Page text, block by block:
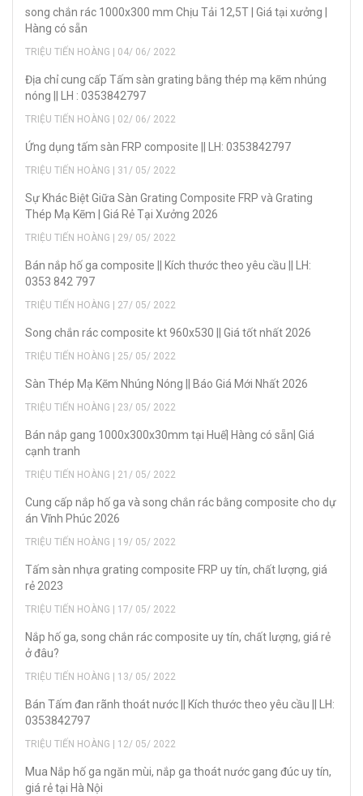
song chắn rác 1000x300 mm Chịu Tải 12,5T | Giá tại xưởng |
Hàng có sẵn
TRIỆU TIẾN HOÀNG | 04/ 06/ 2022
Địa chỉ cung cấp Tấm sàn grating bằng thép mạ kẽm nhúng
nóng || LH : 0353842797
TRIỆU TIẾN HOÀNG | 02/ 06/ 2022
Ứng dụng tấm sàn FRP composite || LH: 0353842797
TRIỆU TIẾN HOÀNG | 31/ 05/ 2022
Sự Khác Biệt Giữa Sàn Grating Composite FRP và Grating
Thép Mạ Kẽm | Giá Rẻ Tại Xưởng 2026
TRIỆU TIẾN HOÀNG | 29/ 05/ 2022
Bán nắp hố ga composite || Kích thước theo yêu cầu || LH:
0353 842 797
TRIỆU TIẾN HOÀNG | 27/ 05/ 2022
Song chắn rác composite kt 960x530 || Giá tốt nhất 2026
TRIỆU TIẾN HOÀNG | 25/ 05/ 2022
Sàn Thép Mạ Kẽm Nhúng Nóng || Báo Giá Mới Nhất 2026
TRIỆU TIẾN HOÀNG | 23/ 05/ 2022
Bán nắp gang 1000x300x30mm tại Huế| Hàng có sẵn| Giá
cạnh tranh
TRIỆU TIẾN HOÀNG | 21/ 05/ 2022
Cung cấp nắp hố ga và song chắn rác bằng composite cho dự
án Vĩnh Phúc 2026
TRIỆU TIẾN HOÀNG | 19/ 05/ 2022
Tấm sàn nhựa grating composite FRP uy tín, chất lượng, giá
rẻ 2023
TRIỆU TIẾN HOÀNG | 17/ 05/ 2022
Nắp hố ga, song chắn rác composite uy tín, chất lượng, giá rẻ
ở đâu?
TRIỆU TIẾN HOÀNG | 13/ 05/ 2022
Bán Tấm đan rãnh thoát nước || Kích thước theo yêu cầu || LH:
0353842797
TRIỆU TIẾN HOÀNG | 12/ 05/ 2022
Mua Nắp hố ga ngăn mùi, nắp ga thoát nước gang đúc uy tín,
giá rẻ tại Hà Nội